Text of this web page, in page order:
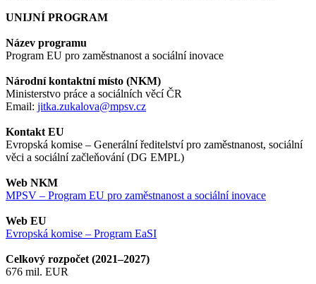
UNIJNÍ PROGRAM
Název programu
Program EU pro zaměstnanost a sociální inovace
Národní kontaktní místo (NKM)
Ministerstvo práce a sociálních věcí ČR
Email: jitka.zukalova@mpsv.cz
Kontakt EU
Evropská komise – Generální ředitelství pro zaměstnanost, sociální
věci a sociální začleňování (DG EMPL)
Web NKM
MPSV – Program EU pro zaměstnanost a sociální inovace
Web EU
Evropská komise – Program EaSI
Celkový rozpočet (2021–2027)
676 mil. EUR